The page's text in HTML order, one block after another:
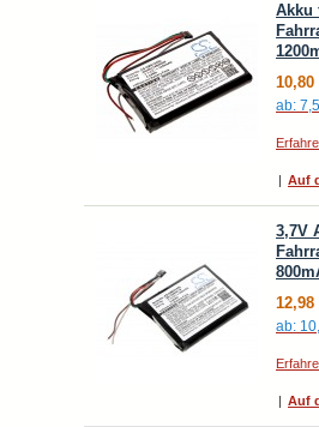
Akku
10,80
ab:
| Auf
3,7V
12,98
ab:
| Auf